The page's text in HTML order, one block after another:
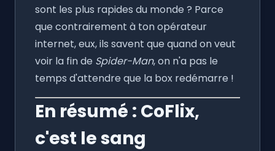
sont les plus rapides du monde ? Parce
que contrairement à ton opérateur
internet, eux, ils savent que quand on veut
voir la fin de Spider-Man, on n'a pas le
temps d'attendre que la box redémarre !
En résumé : CoFlix,
c'est le sang